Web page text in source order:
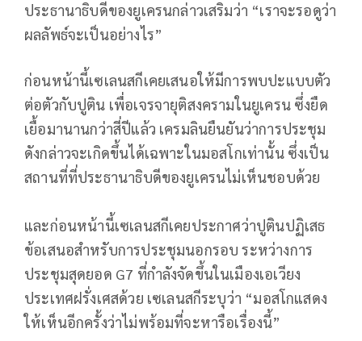
ประธานาธิบดีของยูเครนกล่าวเสริมว่า “เราจะรอดูว่า
ผลลัพธ์จะเป็นอย่างไร”
ก่อนหน้านี้เซเลนสกีเคยเสนอให้มีการพบปะแบบตัว
ต่อตัวกับปูติน เพื่อเจรจายุติสงครามในยูเครน ซึ่งยืด
เยื้อมานานกว่าสี่ปีแล้ว เครมลินยืนยันว่าการประชุม
ดังกล่าวจะเกิดขึ้นได้เฉพาะในมอสโกเท่านั้น ซึ่งเป็น
สถานที่ที่ประธานาธิบดีของยูเครนไม่เห็นชอบด้วย
และก่อนหน้านี้เซเลนสกีเคยประกาศว่าปูตินปฏิเสธ
ข้อเสนอสำหรับการประชุมนอกรอบ ระหว่างการ
ประชุมสุดยอด G7 ที่กำลังจัดขึ้นในเมืองเอเวียง
ประเทศฝรั่งเศสด้วย เซเลนสกีระบุว่า “มอสโกแสดง
ให้เห็นอีกครั้งว่าไม่พร้อมที่จะหารือเรื่องนี้”